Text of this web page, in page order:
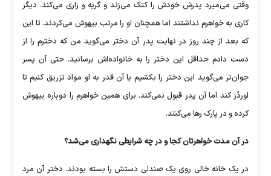
وقتی ‏می‌میرد پدرش خودش را کتک می‌زند و گریه و زاری می‌کند. دیگر
کاری به ‏خواهرم نداشتند اما همچنان او را مرتب بیهوش می‌کردند. تا این‌
که بعد از چند ‏روز در نهایت پدر آن دختر می‌گوید من که دخترم را از
دست دادم حداقل این ‏دختر را به خانواده‌اش برسانید. حتی آن پسر
جوان‌تر می‌گوید این دختر را ‏بکشیم یا آن‌ قدر به او مواد تزریق کنیم تا
اوردُز کند اما آن پدر قبول نمی‌کند. ‏برای همین خواهرم را دوباره بیهوش
کرده و در پارک رها می‌کنند.‏
در آن مدت خواهرتان کجا و در چه شرایطی نگهداری می‌شد؟
در یک خانه خالی روی یک صندلی دستش را بسته بودند. دختر آن مرد